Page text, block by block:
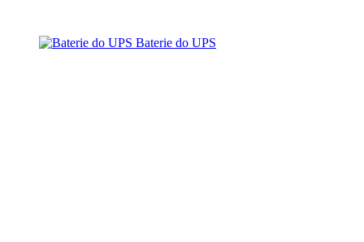
Baterie do UPS